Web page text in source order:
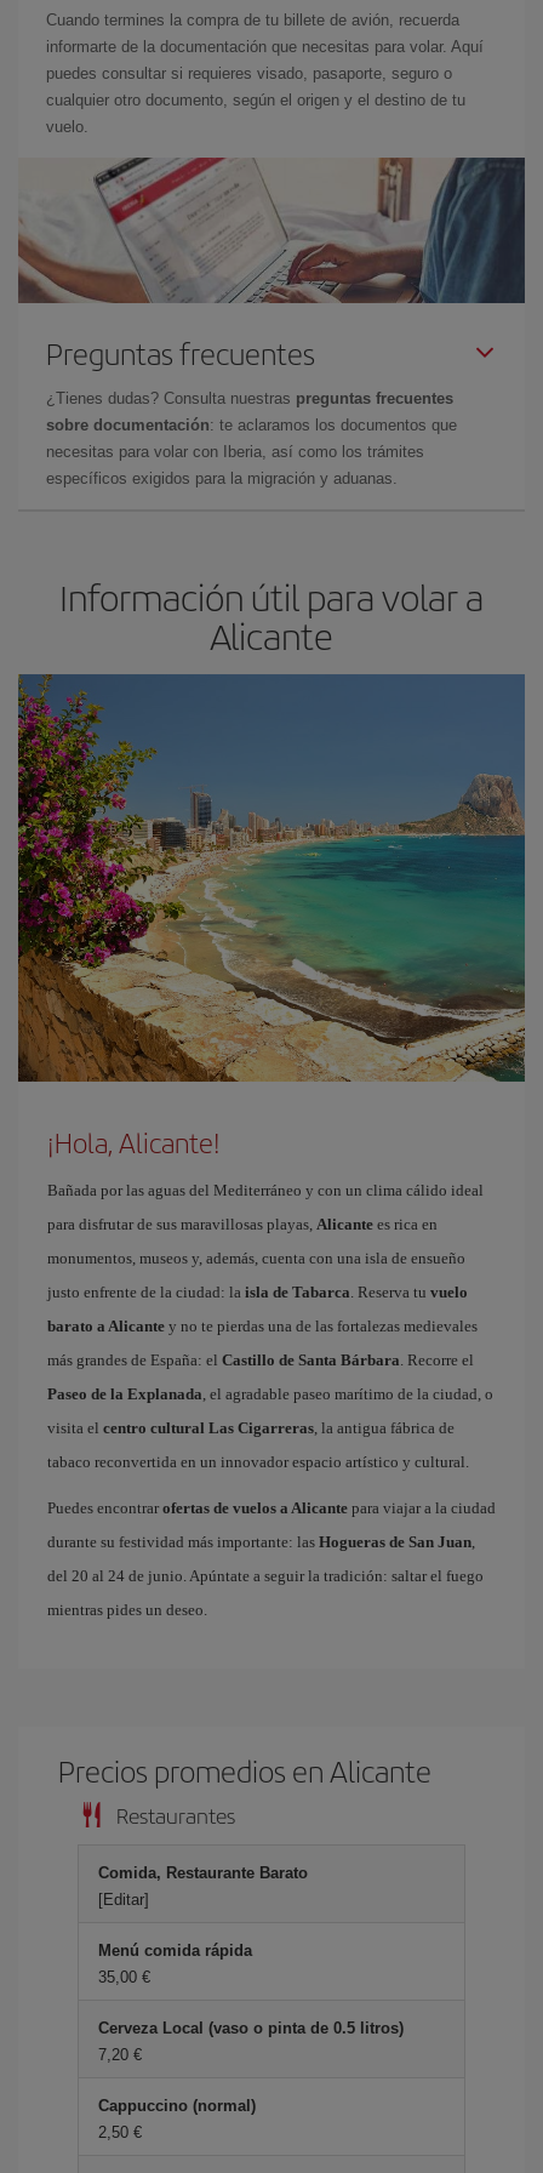
Cuando termines la compra de tu billete de avión, recuerda
informarte de la documentación que necesitas para volar. Aquí
puedes consultar si requieres visado, pasaporte, seguro o
cualquier otro documento, según el origen y el destino de tu
vuelo.
Preguntas frecuentes
¿Tienes dudas? Consulta nuestras preguntas frecuentes
sobre documentación: te aclaramos los documentos que
necesitas para volar con Iberia, así como los trámites
específicos exigidos para la migración y aduanas.
Información útil para volar a
Alicante
¡Hola, Alicante!
Bañada por las aguas del Mediterráneo y con un clima cálido ideal
para disfrutar de sus maravillosas playas, Alicante es rica en
monumentos, museos y, además, cuenta con una isla de ensueño
justo enfrente de la ciudad: la isla de Tabarca. Reserva tu vuelo
barato a Alicante y no te pierdas una de las fortalezas medievales
más grandes de España: el Castillo de Santa Bárbara. Recorre el
Paseo de la Explanada, el agradable paseo marítimo de la ciudad, o
visita el centro cultural Las Cigarreras, la antigua fábrica de
tabaco reconvertida en un innovador espacio artístico y cultural.
Puedes encontrar ofertas de vuelos a Alicante para viajar a la ciudad
durante su festividad más importante: las Hogueras de San Juan,
del 20 al 24 de junio. Apúntate a seguir la tradición: saltar el fuego
mientras pides un deseo.
Precios promedios en Alicante
Restaurantes
Comida, Restaurante Barato
[Editar]
Menú comida rápida
35,00 €
Cerveza Local (vaso o pinta de 0.5 litros)
7,20 €
Cappuccino (normal)
2,50 €